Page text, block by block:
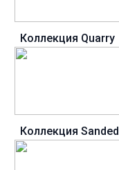
Коллекция Quarry
Коллекция Sanded